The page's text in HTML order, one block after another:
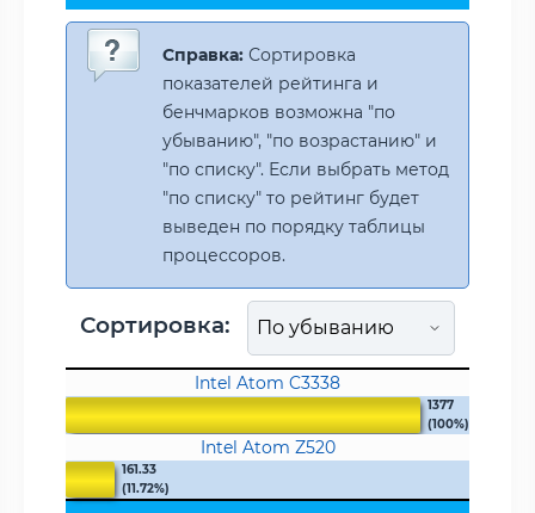
Справка: Сортировка
показателей рейтинга и
бенчмарков возможна "по
убыванию", "по возрастанию" и
"по списку". Если выбрать метод
"по списку" то рейтинг будет
выведен по порядку таблицы
процессоров.
Сортировка:
Intel Atom C3338
1377
(100%)
Intel Atom Z520
161.33
(11.72%)